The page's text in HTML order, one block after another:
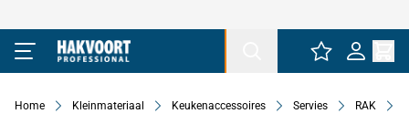
Ga naar de inhoud
Home Kleinmateriaal Keukenaccessoires Servies RAK